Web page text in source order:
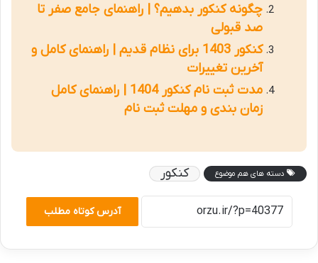
چگونه کنکور بدهیم؟ | راهنمای جامع صفر تا
صد قبولی
کنکور 1403 برای نظام قدیم | راهنمای کامل و
آخرین تغییرات
مدت ثبت نام کنکور 1404 | راهنمای کامل
زمان بندی و مهلت ثبت نام
دسته های هم موضوع کنکور
آدرس کوتاه مطلب